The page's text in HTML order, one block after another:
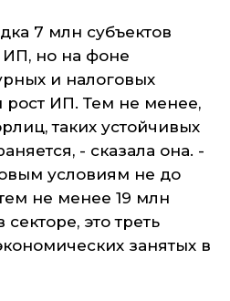
7 млн субъектов
но на фоне
и налоговых
ИП. Тем не менее,
таких устойчивых
- сказала она. -
условиям не до
не менее 19 млн
это треть
занятых в